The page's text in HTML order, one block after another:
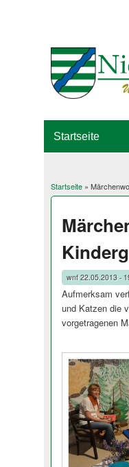
Sie sind
Startseite»
wnf22.05.2013 -
Aufmerksam
und Katzen die
vorgetragenen